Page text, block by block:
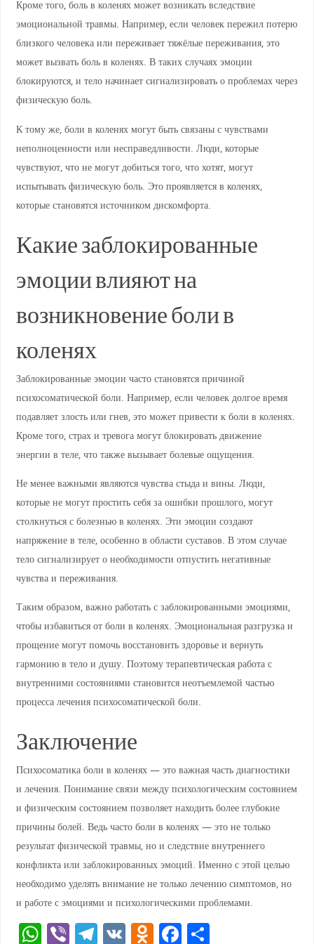
Кроме того, боль в коленях может возникать вследствие
эмоциональной травмы. Например, если человек пережил потерю
близкого человека или переживает тяжёлые переживания, это
может вызвать боль в коленях. В таких случаях эмоции
блокируются, и тело начинает сигнализировать о проблемах через
физическую боль.
К тому же, боли в коленях могут быть связаны с чувствами
неполноценности или несправедливости. Люди, которые
чувствуют, что не могут добиться того, что хотят, могут
испытывать физическую боль. Это проявляется в коленях,
которые становятся источником дискомфорта.
Какие заблокированные
эмоции влияют на
возникновение боли в
коленях
Заблокированные эмоции часто становятся причиной
психосоматической боли. Например, если человек долгое время
подавляет злость или гнев, это может привести к боли в коленях.
Кроме того, страх и тревога могут блокировать движение
энергии в теле, что также вызывает болевые ощущения.
Не менее важными являются чувства стыда и вины. Люди,
которые не могут простить себя за ошибки прошлого, могут
столкнуться с болезнью в коленях. Эти эмоции создают
напряжение в теле, особенно в области суставов. В этом случае
тело сигнализирует о необходимости отпустить негативные
чувства и переживания.
Таким образом, важно работать с заблокированными эмоциями,
чтобы избавиться от боли в коленях. Эмоциональная разгрузка и
прощение могут помочь восстановить здоровье и вернуть
гармонию в тело и душу. Поэтому терапевтическая работа с
внутренними состояниями становится неотъемлемой частью
процесса лечения психосоматической боли.
Заключение
Психосоматика боли в коленях — это важная часть диагностики
и лечения. Понимание связи между психологическим состоянием
и физическим состоянием позволяет находить более глубокие
причины болей. Ведь часто боли в коленях — это не только
результат физической травмы, но и следствие внутреннего
конфликта или заблокированных эмоций. Именно с этой целью
необходимо уделять внимание не только лечению симптомов, но
и работе с эмоциями и психологическими проблемами.
W Vi T V O F О